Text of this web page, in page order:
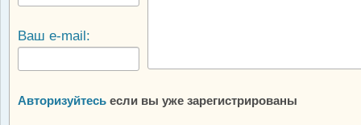
Ваш e-mail:
Авторизуйтесь если вы уже зарегистрированы